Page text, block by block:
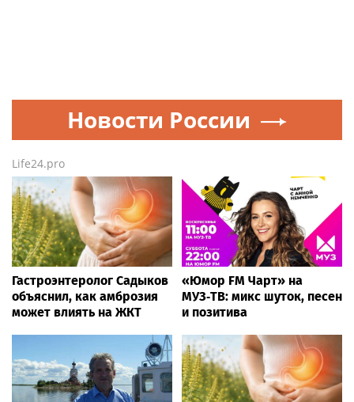
Новости России
Life24.pro
Гастроэнтеролог Садыков
объяснил, как амброзия
может влиять на ЖКТ
«Юмор FM Чарт» на
МУЗ‑ТВ: микс шуток, песен
и позитива